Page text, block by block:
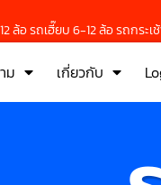
ล้อ รถเฮี๊ยบ 6-12 ล้อ รถกระเ
ม เกี่ยวกับ